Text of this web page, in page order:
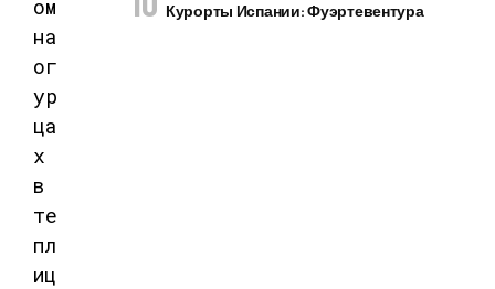
Курорты Испании: Фуэртевентура